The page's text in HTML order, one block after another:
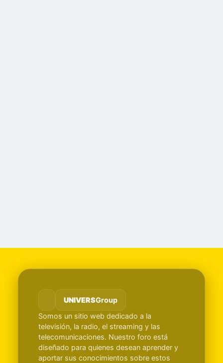
UNIVERSGroup
Somos un sitio web dedicado a la
televisión, la radio, el streaming y las
telecomunicaciones. Nuestro foro está
diseñado para quienes desean aprender y
aportar sus conocimientos sobre estos